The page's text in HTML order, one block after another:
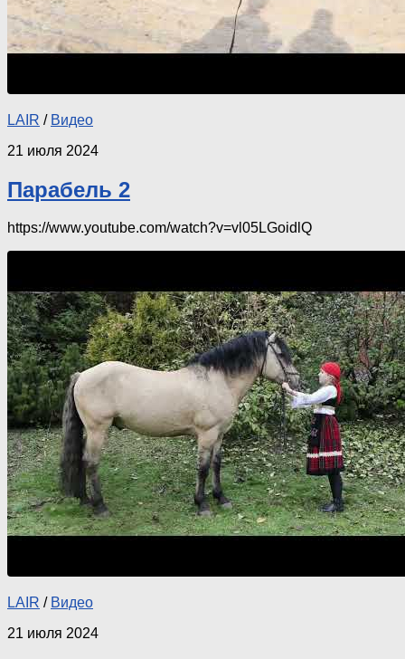
LAIR / Видео
21 июля 2024
Парабель 2
https://www.youtube.com/watch?v=vl05LGoidlQ
LAIR / Видео
21 июля 2024